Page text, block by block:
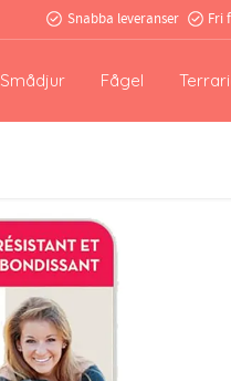
Snabba leveranser Fri
Smådjur Fågel